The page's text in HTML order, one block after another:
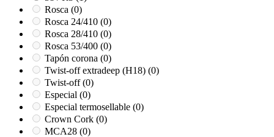
Rosca (0)
Rosca 24/410 (0)
Rosca 28/410 (0)
Rosca 53/400 (0)
Tapón corona (0)
Twist-off extradeep (H18) (0)
Twist-off(0)
Especial (0)
Especial termosellable (0)
Crown Cork (0)
MCA28 (0)